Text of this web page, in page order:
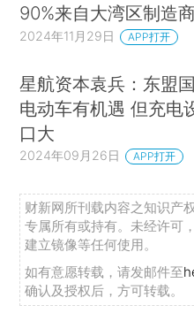
90%来自大湾区制造商
2024年11月29日 APP打开
星航资本袁兵：东盟
电动车有机遇 但充电
口大
2024年09月26日 APP打开
财新网所刊载内容之知识产
专属所有或持有。未经许可
建立镜像等任何使用。
如有意愿转载，请发邮件至
确认及授权后，方可转载。